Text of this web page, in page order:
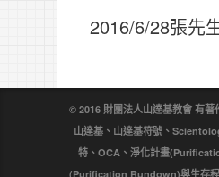
2016/6/28張先
© 2016 財團法人山達基教會 有著
山達基、山達基符號、
特、OCA、淨化計畫
(Purification Rundown)與生存